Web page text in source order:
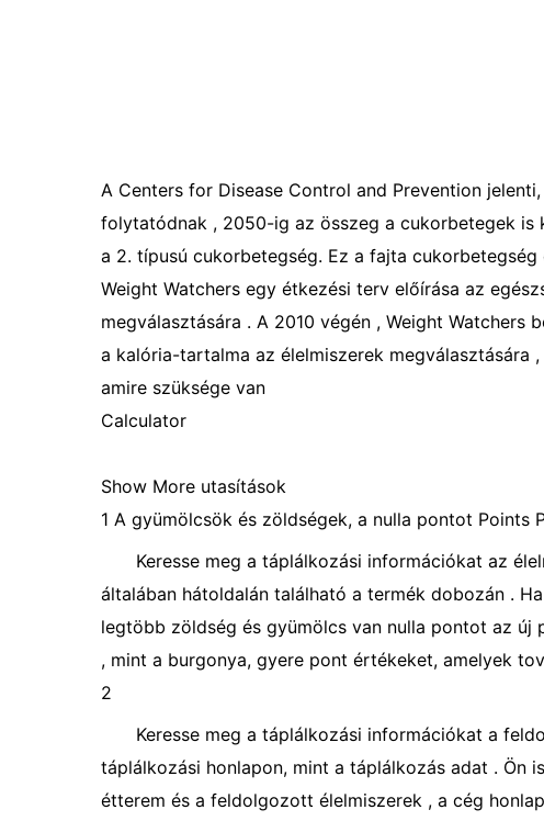
A Centers for Disease Control and Prevention
folytatódnak , 2050-ig az összeg a cukorbetegek is
a 2. típusú cukorbetegség. Ez a fajta
Weight Watchers egy étkezési terv előírása az
megválasztására . A 2010 végén , Weight
a kalória-tartalma az élelmiszerek megválasztására
amire szüksége van
Calculator
Show More utasítások
1 A gyümölcsök és zöldségek, a nulla pontot Points
Keresse meg a táplálkozási információkat az
általában hátoldalán található a termék dobozán .
legtöbb zöldség és gyümölcs van nulla pontot az
, mint a burgonya, gyere pont értékeket, amelyek
2
Keresse meg a táplálkozási információkat a
táplálkozási honlapon, mint a táplálkozás adat . Ön
étterem és a feldolgozott élelmiszerek , a cég